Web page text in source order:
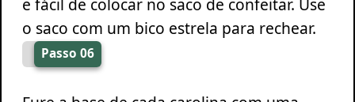
e fácil de colocar no saco de confeitar. Use
o saco com um bico estrela para rechear.
Passo 06